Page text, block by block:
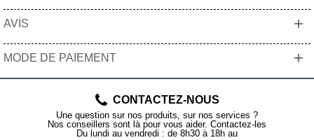
AVIS +
MODE DE PAIEMENT +
CONTACTEZ-NOUS
Une question sur nos produits, sur nos services ?
Nos conseillers sont là pour vous aider. Contactez-les
Du lundi au vendredi : de 8h30 à 18h au